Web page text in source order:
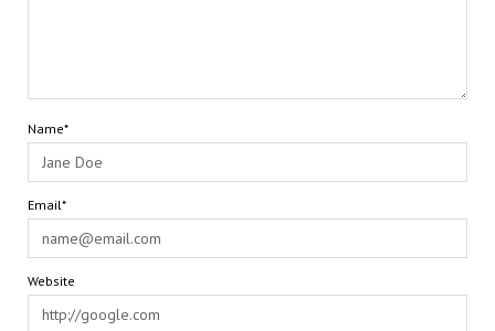
Name*
Email*
Website